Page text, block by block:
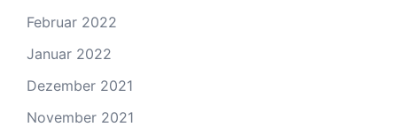
Februar 2022
Januar 2022
Dezember 2021
November 2021